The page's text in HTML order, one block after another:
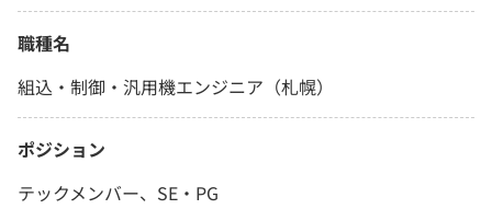
職種名
組込・制御・汎用機エンジニア（札幌）
ポジション
テックメンバー、SE・PG